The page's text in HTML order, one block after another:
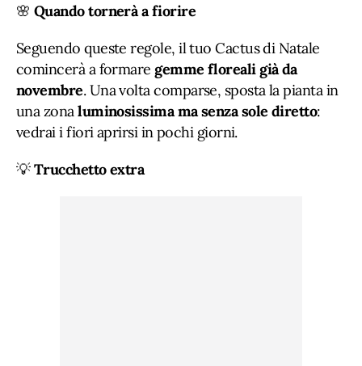
🌸 Quando tornerà a fiorire
Seguendo queste regole, il tuo Cactus di Natale
comincerà a formaregemme floreali già da
novembre. Una volta comparse, sposta la pianta in
una zonaluminosissima ma senza sole diretto:
vedrai i fiori aprirsi in pochi giorni.
💡Trucchetto extra